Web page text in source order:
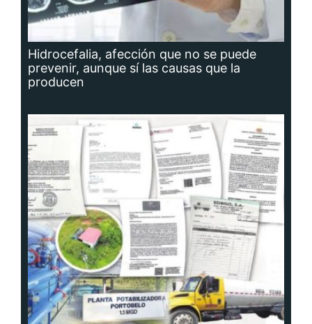
Hidrocefalia, afección que no se puede
prevenir, aunque sí las causas que la
producen